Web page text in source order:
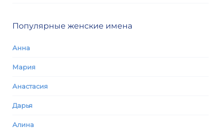
Популярные женские имена
Анна
Мария
Анастасия
Дарья
Алина